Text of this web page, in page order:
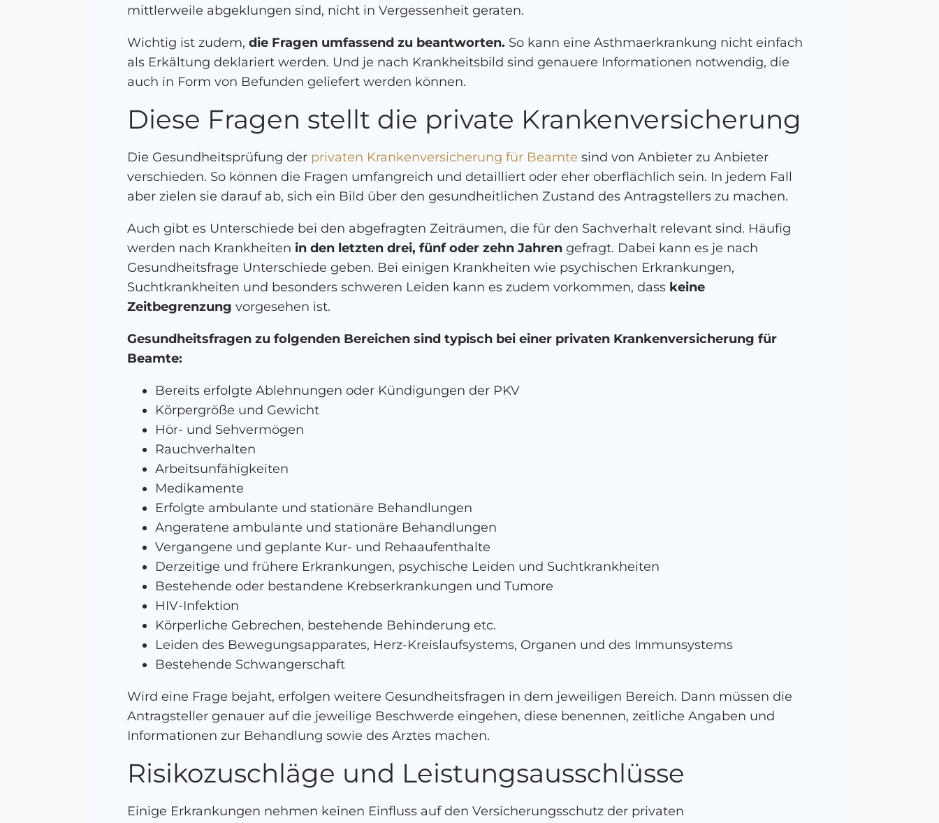
mittlerweile abgeklungen sind, nicht in Vergessenheit geraten.
Wichtig ist zudem, die Fragen umfassend zu beantworten. So kann eine Asthmaerkrankung nicht einfach
als Erkältung deklariert werden. Und je nach Krankheitsbild sind genauere Informationen notwendig, die
auch in Form von Befunden geliefert werden können.
Diese Fragen stellt die private Krankenversicherung
Die Gesundheitsprüfung der privaten Krankenversicherung für Beamte sind von Anbieter zu Anbieter
verschieden. So können die Fragen umfangreich und detailliert oder eher oberflächlich sein. In jedem Fall
aber zielen sie darauf ab, sich ein Bild über den gesundheitlichen Zustand des Antragstellers zu machen.
Auch gibt es Unterschiede bei den abgefragten Zeiträumen, die für den Sachverhalt relevant sind. Häufig
werden nach Krankheiten in den letzten drei, fünf oder zehn Jahren gefragt. Dabei kann es je nach
Gesundheitsfrage Unterschiede geben. Bei einigen Krankheiten wie psychischen Erkrankungen,
Suchtkrankheiten und besonders schweren Leiden kann es zudem vorkommen, dass keine
Zeitbegrenzung vorgesehen ist.
Gesundheitsfragen zu folgenden Bereichen sind typisch bei einer privaten Krankenversicherung für
Beamte:
Bereits erfolgte Ablehnungen oder Kündigungen der PKV
Körpergröße und Gewicht
Hör- und Sehvermögen
Rauchverhalten
Arbeitsunfähigkeiten
Medikamente
Erfolgte ambulante und stationäre Behandlungen
Angeratene ambulante und stationäre Behandlungen
Vergangene und geplante Kur- und Rehaaufenthalte
Derzeitige und frühere Erkrankungen, psychische Leiden und Suchtkrankheiten
Bestehende oder bestandene Krebserkrankungen und Tumore
HIV-Infektion
Körperliche Gebrechen, bestehende Behinderung etc.
Leiden des Bewegungsapparates, Herz-Kreislaufsystems, Organen und des Immunsystems
Bestehende Schwangerschaft
Wird eine Frage bejaht, erfolgen weitere Gesundheitsfragen in dem jeweiligen Bereich. Dann müssen die
Antragsteller genauer auf die jeweilige Beschwerde eingehen, diese benennen, zeitliche Angaben und
Informationen zur Behandlung sowie des Arztes machen.
Risikozuschläge und Leistungsausschlüsse
Einige Erkrankungen nehmen keinen Einfluss auf den Versicherungsschutz der privaten